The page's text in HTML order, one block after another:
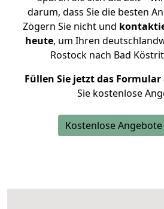
darum, dass Sie die besten
Zögern Sie nicht und
heute, um Ihren
Rostock nach Bad
Füllen Sie jetzt das Formular
Sie kostenlose
Kostenlose